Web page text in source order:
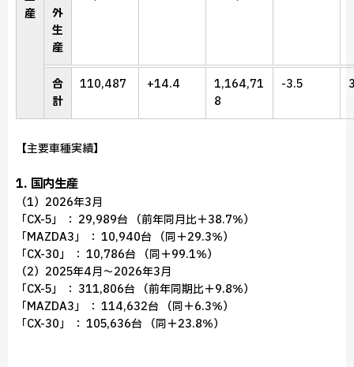
産
外
生
産
合
計
110,487 +14.4
1,164,71
8
-3.5
【主要車種実績】
1. 国内生産
（1）2026年3月
「CX-5」 ： 29,989台 （前年同月比＋38.7％）
「MAZDA3」 ： 10,940台 （同＋29.3％）
「CX-30」 ： 10,786台 （同＋99.1％）
（2）2025年4月～2026年3月
「CX-5」 ： 311,806台 （前年同期比＋9.8％）
「MAZDA3」 ： 114,632台 （同＋6.3％）
「CX-30」 ： 105,636台 （同＋23.8％）